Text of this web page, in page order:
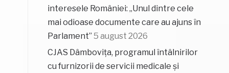
interesele României: „Unul dintre cele
mai odioase documente care au ajuns în
Parlament” 5 august 2026
CJAS Dâmbovița, programul întâlnirilor
cu furnizorii de servicii medicale și